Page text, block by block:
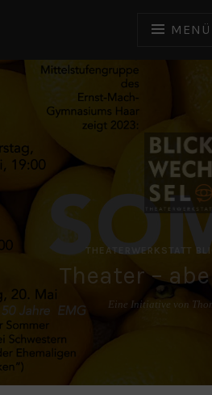
MENÜ
THEATERWERKSTATT
Theater –